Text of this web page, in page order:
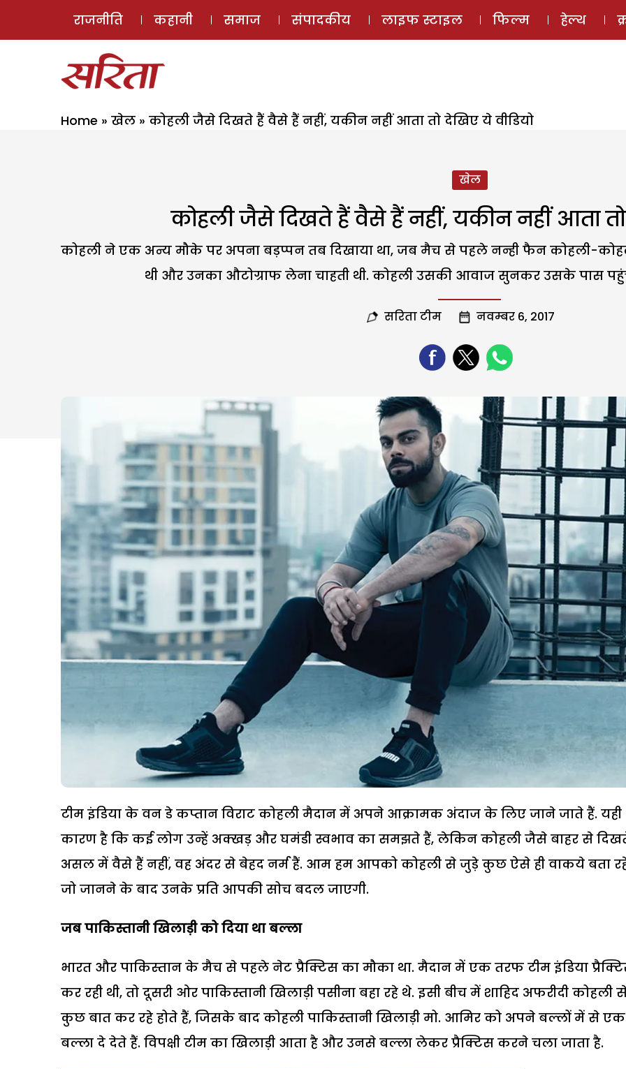
ई-मैगज़ीन
राजनीति कहानी समाज संपादकीय लाइफ स्टाइल फिल्म हेल्थ
Home » खेल » कोहली जैसे दिखते हैं वैसे हैं नहीं, यकीन नहीं आता तो देखिए ये वीडियो
खेल
कोहली जैसे दिखते हैं वैसे हैं नहीं, यकीन नहीं आता तो
कोहली ने एक अन्य मौके पर अपना बड़प्पन तब दिखाया था, जब मैच से पहले नन्ही फैन कोहली-
थी और उनका औटोग्राफ लेना चाहती थी. कोहली उसकी आवाज सुनकर उसके पास
सरिता टीम नवम्बर 6, 2017
टीम इंडिया के वन डे कप्तान विराट कोहली मैदान में अपने आक्रामक अंदाज के लिए जाने जाते हैं. यही
कारण है कि कई लोग उन्हें अक्खड़ और घमंडी स्वभाव का समझते हैं, लेकिन कोहली जैसे बाहर से
असल में वैसे हैं नहीं, वह अंदर से बेहद नर्म हैं. आम हम आपको कोहली से जुड़े कुछ ऐसे ही वाकये बता
जो जानने के बाद उनके प्रति आपकी सोच बदल जाएगी.
जब पाकिस्तानी खिलाड़ी को दिया था बल्ला
भारत और पाकिस्तान के मैच से पहले नेट प्रैक्टिस का मौका था. मैदान में एक तरफ टीम इंडिया
कर रही थी, तो दूसरी ओर पाकिस्तानी खिलाड़ी पसीना बहा रहे थे. इसी बीच में शाहिद अफरीदी कोहली
कुछ बात कर रहे होते हैं, जिसके बाद कोहली पाकिस्तानी खिलाड़ी मो. आमिर को अपने बल्लों में से एक
बल्ला दे देते हैं. विपक्षी टीम का खिलाड़ी आता है और उनसे बल्ला लेकर प्रैक्टिस करने चला जाता है.